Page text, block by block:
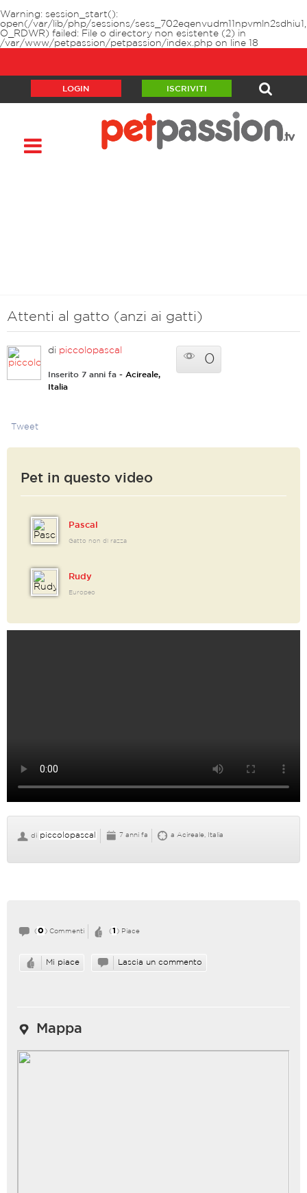
Warning: session_start():
open(/var/lib/php/sessions/sess_702eqenvudm11npvmln2sdhiu1,
O_RDWR) failed: File o directory non esistente (2) in
/var/www/petpassion/petpassion/index.php on line 18
LOGIN ISCRIVITI
Attenti al gatto (anzi ai gatti)
di piccolopascal
Inserito 7 anni fa - Acireale,
Italia
0
Tweet
Pet in questo video
Pascal
Gatto non di razza
Rudy
Europeo
di piccolopascal 7 anni fa a Acireale, Italia
( 0 ) Commenti ( 1 ) Piace
Mi piace Lascia un commento
Mappa